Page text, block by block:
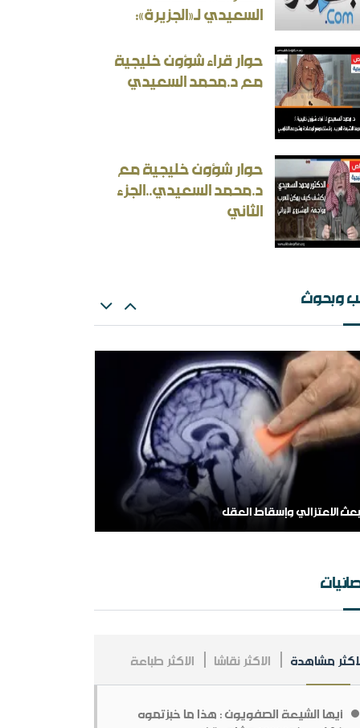
المنطقية والأجوبة غير المنطقية في الحرب
المسكينة ورد على الأستاذ إلهامي وأحمد
السعيدي لـ«الجزيرة»:
حوار قراء شؤون خليجية
مع د.محمد السعيدي
حوار شؤون خليجية مع
د.محمد السعيدي..الجزء
الثاني
وبحوث
الإلزام بالمذهب في الفتيا والقضاء والتعليم
الاعتزالي وإسقاط العقل
مشاهدة الاكثر نقاشا الاكثر طباعة
أيها الشيعة الصفويون : هذا ما خبزتموه